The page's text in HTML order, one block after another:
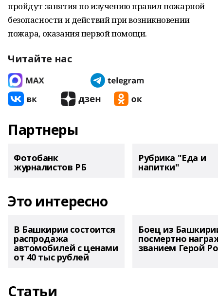
пройдут занятия по изучению правил пожарной
безопасности и действий при возникновении
пожара, оказания первой помощи.
Читайте нас
Партнеры
Фотобанк
журналистов РБ
Рубрика "Еда и
напитки"
Это интересно
В Башкирии состоится
распродажа
автомобилей с ценами
от 40 тыс рублей
Боец из
посмертно
званием Герой
Статьи